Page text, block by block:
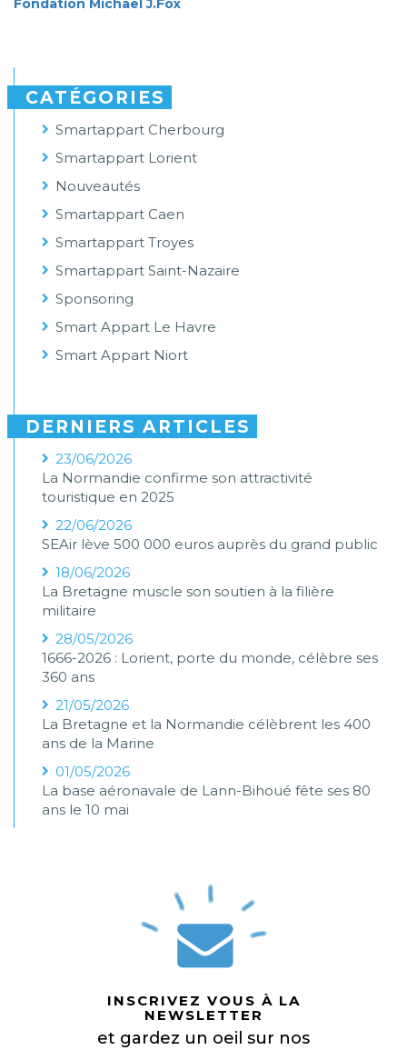
Fondation Michael J.Fox
CATÉGORIES
Smartappart Cherbourg
Smartappart Lorient
Nouveautés
Smartappart Caen
Smartappart Troyes
Smartappart Saint-Nazaire
Sponsoring
Smart Appart Le Havre
Smart Appart Niort
DERNIERS ARTICLES
23/06/2026
La Normandie confirme son attractivité
touristique en 2025
22/06/2026
SEAir lève 500 000 euros auprès du grand public
18/06/2026
La Bretagne muscle son soutien à la filière
militaire
28/05/2026
1666-2026 : Lorient, porte du monde, célèbre ses
360 ans
21/05/2026
La Bretagne et la Normandie célèbrent les 400
ans de la Marine
01/05/2026
La base aéronavale de Lann-Bihoué fête ses 80
ans le 10 mai
INSCRIVEZ VOUS À LA
NEWSLETTER
et gardez un oeil sur nos